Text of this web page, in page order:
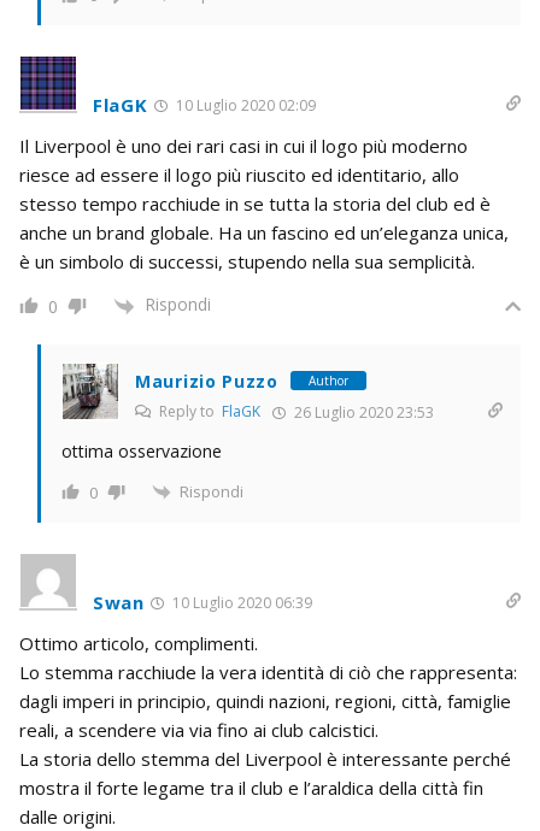
FlaGK 10 Luglio 2020 02:09
Il Liverpool è uno dei rari casi in cui il logo più moderno
riesce ad essere il logo più riuscito ed identitario, allo
stesso tempo racchiude in se tutta la storia del club ed è
anche un brand globale. Ha un fascino ed un’eleganza unica,
è un simbolo di successi, stupendo nella sua semplicità.
0 Rispondi
Maurizio Puzzo Author
Reply to FlaGK 26 Luglio 2020 23:53
ottima osservazione
0 Rispondi
Swan 10 Luglio 2020 06:39
Ottimo articolo, complimenti.
Lo stemma racchiude la vera identità di ciò che rappresenta:
dagli imperi in principio, quindi nazioni, regioni, città, famiglie
reali, a scendere via via fino ai club calcistici.
La storia dello stemma del Liverpool è interessante perché
mostra il forte legame tra il club e l’araldica della città fin
dalle origini.